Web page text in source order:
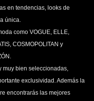
en tendencias, looks de
única.
como VOGUE, ELLE,
COSMOPOLITAN y
muy bien seleccionadas,
exclusividad. Además la
encontrarás las mejores